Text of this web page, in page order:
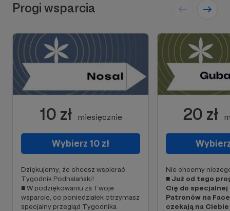
Progi wsparcia
10 zł miesięcznie
Wybierz 10 zł
Dziękujemy, że chcesz wspierać
Tygodnik Podhalański!
■ W podziękowaniu za Twoje
wsparcie, co poniedziałek otrzymasz
specjalny przegląd Tygodnika
20 zł
Nie chcemy
■ Już od tego
Cię do specjalnej
Patronów na
czekają na